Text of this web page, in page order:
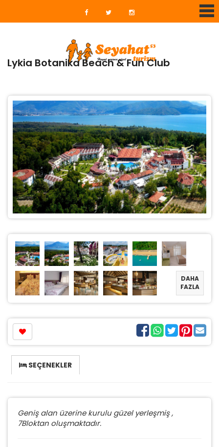
Lykia Botanika Beach & Fun Club
DAHA
FAZLA
SEÇENEKLER
Geniş alan üzerine kurulu güzel yerleşmiş ,
7Bloktan oluşmaktadır.